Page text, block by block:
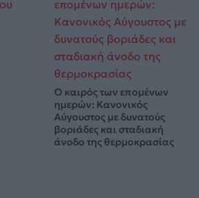
Ο καιρός των επομένων
ημερών: Κανονικός
Αύγουστος με δυνατούς
βοριάδες και σταδιακή
άνοδο της θερμοκρασίας